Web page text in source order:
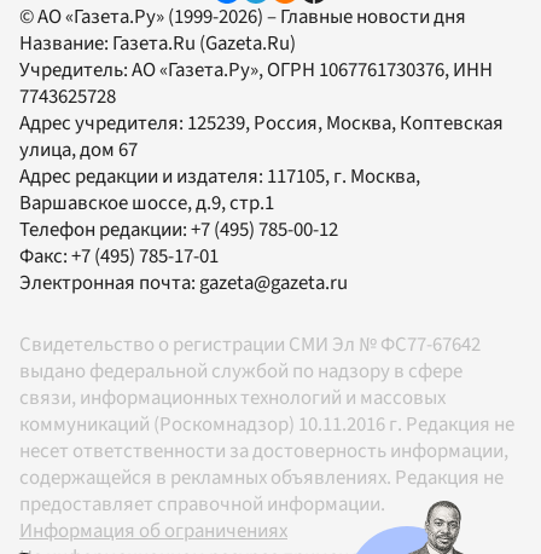
© АО «Газета.Ру» (1999-2026) – Главные новости дня
Название: Газета.Ru (Gazeta.Ru)
Учредитель:АО «Газета.Ру», ОГРН 1067761730376, ИНН
7743625728
Адрес учредителя: 125239, Россия, Москва, Коптевская
улица, дом 67
Адрес редакции и издателя: 117105, г. Москва,
Варшавское шоссе, д.9, стр.1
Телефон редакции:+7 (495) 785-00-12
Факс:+7 (495) 785-17-01
Электронная почта: gazeta@gazeta.ru
Свидетельство о регистрации СМИ Эл № ФС77-67642
выдано федеральной службой по надзору в сфере
связи, информационных технологий и массовых
коммуникаций (Роскомнадзор) 10.11.2016 г. Редакция не
несет ответственности за достоверность информации,
содержащейся в рекламных объявлениях. Редакция не
предоставляет справочной информации.
Информация об ограничениях